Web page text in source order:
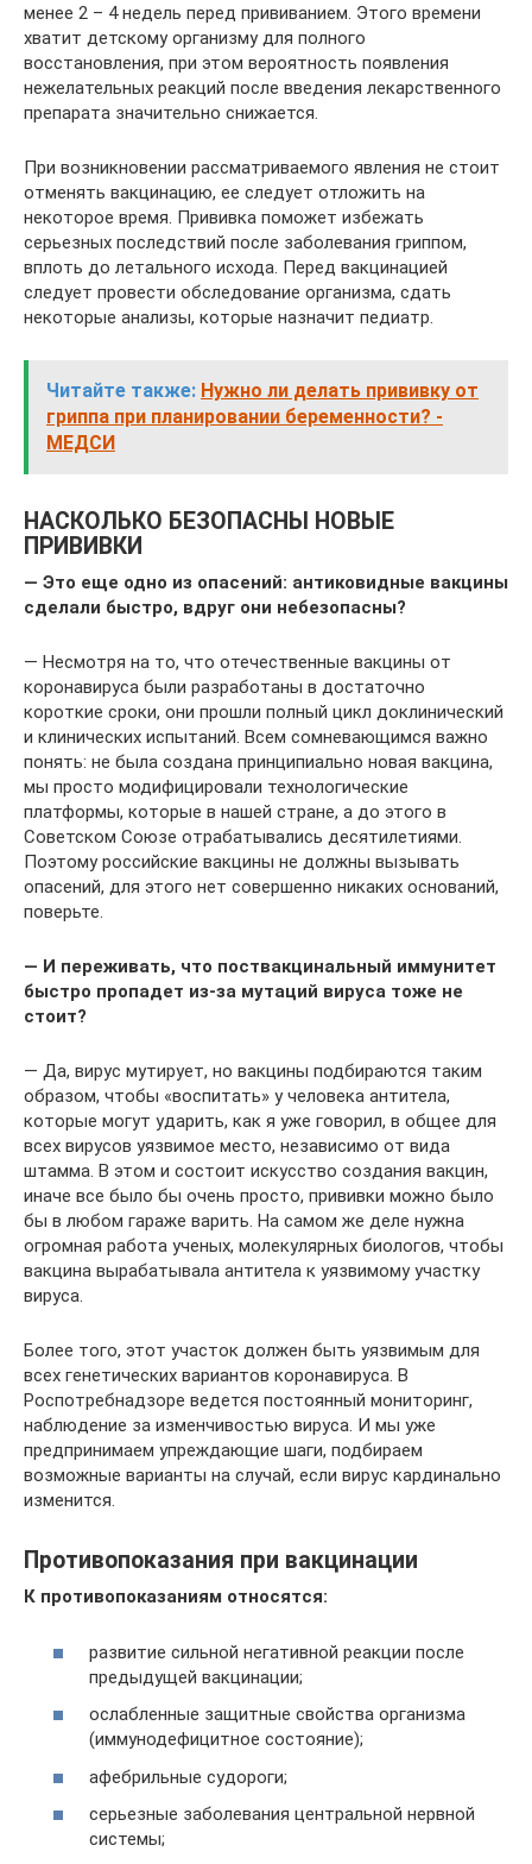
менее 2 – 4 недель перед прививанием. Этого времени
хватит детскому организму для полного
восстановления, при этом вероятность появления
нежелательных реакций после введения лекарственного
препарата значительно снижается.
При возникновении рассматриваемого явления не стоит
отменять вакцинацию, ее следует отложить на
некоторое время. Прививка поможет избежать
серьезных последствий после заболевания гриппом,
вплоть до летального исхода. Перед вакцинацией
следует провести обследование организма, сдать
некоторые анализы, которые назначит педиатр.
Читайте также: Нужно ли делать прививку от
гриппа при планировании беременности? -
МЕДСИ
НАСКОЛЬКО БЕЗОПАСНЫ НОВЫЕ
ПРИВИВКИ
— Это еще одно из опасений: антиковидные вакцины
сделали быстро, вдруг они небезопасны?
— Несмотря на то, что отечественные вакцины от
коронавируса были разработаны в достаточно
короткие сроки, они прошли полный цикл доклинический
и клинических испытаний. Всем сомневающимся важно
понять: не была создана принципиально новая вакцина,
мы просто модифицировали технологические
платформы, которые в нашей стране, а до этого в
Советском Союзе отрабатывались десятилетиями.
Поэтому российские вакцины не должны вызывать
опасений, для этого нет совершенно никаких оснований,
поверьте.
— И переживать, что поствакцинальный иммунитет
быстро пропадет из-за мутаций вируса тоже не
стоит?
— Да, вирус мутирует, но вакцины подбираются таким
образом, чтобы «воспитать» у человека антитела,
которые могут ударить, как я уже говорил, в общее для
всех вирусов уязвимое место, независимо от вида
штамма. В этом и состоит искусство создания вакцин,
иначе все было бы очень просто, прививки можно было
бы в любом гараже варить. На самом же деле нужна
огромная работа ученых, молекулярных биологов, чтобы
вакцина вырабатывала антитела к уязвимому участку
вируса.
Более того, этот участок должен быть уязвимым для
всех генетических вариантов коронавируса. В
Роспотребнадзоре ведется постоянный мониторинг,
наблюдение за изменчивостью вируса. И мы уже
предпринимаем упреждающие шаги, подбираем
возможные варианты на случай, если вирус кардинально
изменится.
Противопоказания при вакцинации
К противопоказаниям относятся:
развитие сильной негативной реакции после
предыдущей вакцинации;
ослабленные защитные свойства организма
(иммунодефицитное состояние);
афебрильные судороги;
серьезные заболевания центральной нервной
системы;